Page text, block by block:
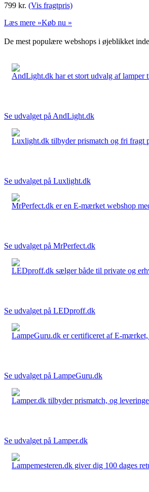
799 kr. (Vis fragtpris)
Læs mere »Køb nu »
De mest populære webshops i øjeblikket
AndLight.dk har et stort udvalg af lamper
Se udvalget på AndLight.dk
Luxlight.dk tilbyder prismatch og fri fragt
Se udvalget på Luxlight.dk
MrPerfect.dk er en E-mærket webshop
Se udvalget på MrPerfect.dk
LEDproff.dk sælger både til private og
Se udvalget på LEDproff.dk
LampeGuru.dk er certificeret af E-
Se udvalget på LampeGuru.dk
Lamper.dk tilbyder prismatch, og
Se udvalget på Lamper.dk
Lampemesteren.dk giver dig 100 dages